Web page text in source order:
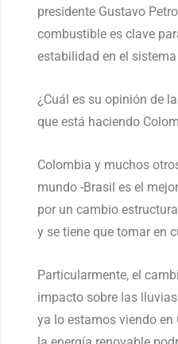
presidente Gustavo
combustible es clave
estabilidad en el
¿Cuál es su opinión de
que está haciendo
Colombia y muchos
mundo -Brasil es el
por un cambio
y se tiene que tomar en
Particularmente, el
impacto sobre las
ya lo estamos viendo en